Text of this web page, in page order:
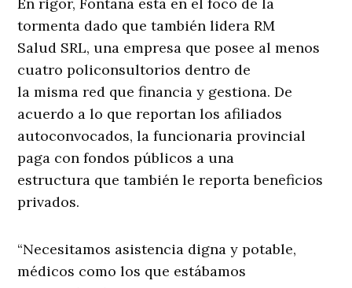
tormenta dado que también lidera RM
Salud SRL, una empresa que posee al menos
cuatro policonsultorios dentro de
la misma red que financia y gestiona. De
acuerdo a lo que reportan los afiliados
autoconvocados, la funcionaria provincial
paga con fondos públicos a una
estructura que también le reporta beneficios
privados.
“Necesitamos asistencia digna y potable,
médicos como los que estábamos